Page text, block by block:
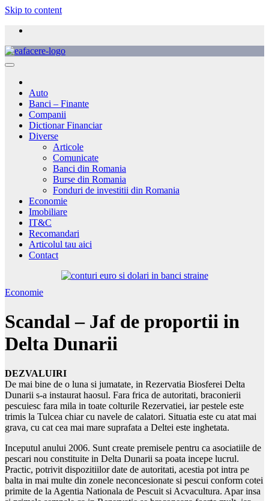
Skip to content
Auto
Banci – Finante
Companii
Dictionar Financiar
Diverse
Articole
Comunicate
Banci din Romania
Burse din Romania
Fonduri de investitii din Romania
Economie
Imobiliare
IT&C
Recomandari
Articolul tau aici
Contact
Economie
Scandal – Jaf de proportii in
Delta Dunarii
DEZVALUIRI
De mai bine de o luna si jumatate, in Rezervatia Biosferei Delta
Dunarii s-a instaurat haosul. Fara frica de autoritati, braconierii
pescuiesc fara mila in toate colturile Rezervatiei, iar pestele este
trimis la Tulcea chiar cu navele de calatori. Situatia este cu atat mai
grava, cu cat cea mai mare suprafata a Deltei este inghetata.
Inceputul anului 2006. Sunt create premisele pentru ca asociatiile de
pescari nou constituite in Delta Dunarii sa poata incepe lucrul.
Practic, potrivit dispozitiilor date de autoritati, acestia pot intra pe
balta in mai multe din zonele neconcesionate si pescui conform cotei
primite de la Agentia Nationala de Pescuit si Acvacultura. Apar insa